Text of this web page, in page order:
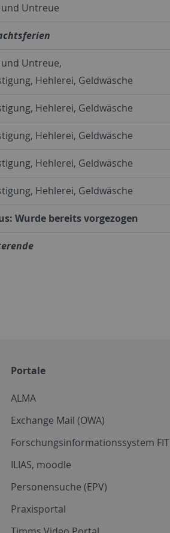
Untreue
Untreue,
Hehlerei, Geldwäsche
Hehlerei, Geldwäsche
Hehlerei, Geldwäsche
Hehlerei, Geldwäsche
Hehlerei, Geldwäsche
Wurde bereits vorgezogen
Portale
ALMA
Exchange Mail (OWA)
Forschungsinformationssystem FIT
ILIAS, moodle
Personensuche (EPV)
Praxisportal